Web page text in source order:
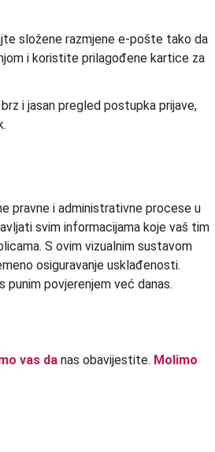
složene razmjene e-pošte tako da
i koristite prilagođene kartice za
i jasan pregled postupka prijave,
pravne i administrativne procese u
svim informacijama koje vaš tim
S ovim vizualnim sustavom
osiguravanje usklađenosti.
povjerenjem već danas.
vas da nas obavijestite. Molimo